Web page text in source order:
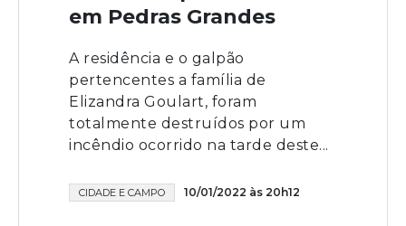
em Pedras Grandes
A residência e o galpão
pertencentes a família de
Elizandra Goulart, foram
totalmente destruídos por um
incêndio ocorrido na tarde deste...
CIDADE E CAMPO 10/01/2022 às 20h12